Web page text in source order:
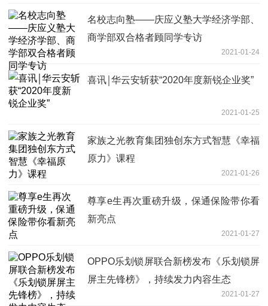
名校志向塾——庆应义塾大学经济学部、
商学部双合格者顾同学专访
2021-01-24
喜讯￨华云安斩获“2020年度新锐企业奖”
2021-01-25
家族之光教育集团独创东方式智慧《幸福
原力》课程
2021-01-26
尊享e生再次重磅升级，保通保险带你看
新亮点
2021-01-27
OPPO乐划锁屏联合新榜发布《乐划锁屏
屏主先锋榜》，持续发力内容生态
2021-01-27